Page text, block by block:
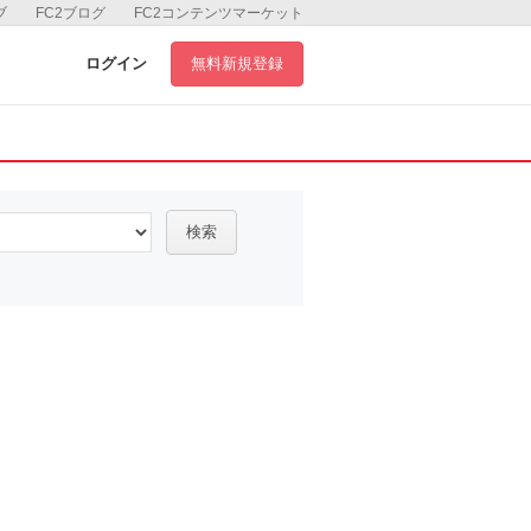
FC2コンテンツマーケット
FC2ブログ
ログイン 無料新規登録
検索